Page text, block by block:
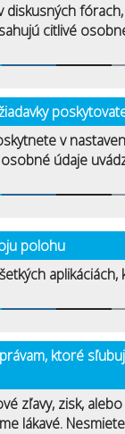
fórach,
citlivé
v
údaje
polohu
aplikáciách,
ktoré
zľavy, zisk, alebo
lákavé.